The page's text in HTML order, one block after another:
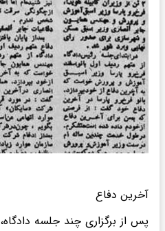
آخرین دفاع